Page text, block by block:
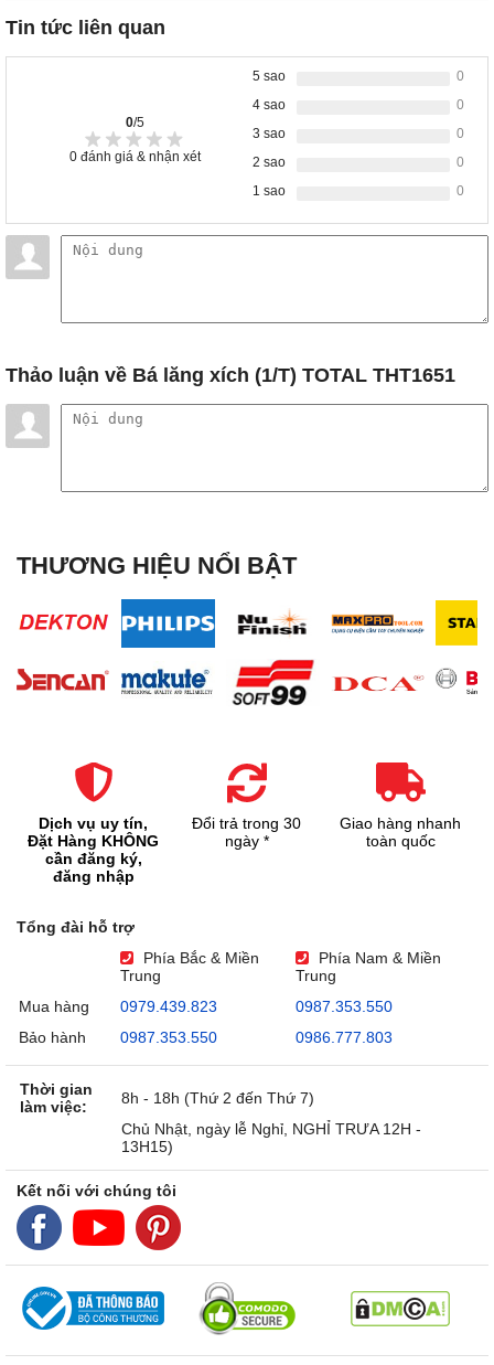
Tin tức liên quan
0/5
0 đánh giá & nhận xét
5 sao
0
4 sao
0
3 sao
0
2 sao
0
1 sao
0
Thảo luận về Bá lăng xích (1/T) TOTAL THT1651
THƯƠNG HIỆU NỔI BẬT
Dịch vụ uy tín,
Đặt Hàng KHÔNG
cần đăng ký,
đăng nhập
Đổi trả trong 30
ngày *
Giao hàng nhanh
toàn quốc
Tổng đài hỗ trợ
Phía Bắc & Miền
Trung
Phía Nam & Miền
Trung
Mua hàng
0979.439.823
0987.353.550
Bảo hành
0987.353.550 0986.777.803
Thời gian
làm việc:
8h - 18h (Thứ 2 đến Thứ 7)
Chủ Nhật, ngày lễ Nghỉ, NGHỈ TRƯA 12H -
13H15)
Kết nối với chúng tôi